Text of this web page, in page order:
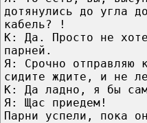
дотянулись до угла
кабель? !
К: Да. Просто не
парней.
Я: Срочно отправляю
сидите ждите, и не
К: Да ладно, я бы сам
Я: Щас приедем!
Парни успели, пока